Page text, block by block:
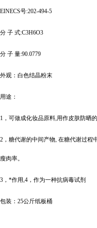
EINECS号:202-494-5
分 子 式:C3H6O3
分 子 量:90.0779
外观：白色结晶粉末
用途：
1，可做成化妆品原料,用作皮肤防晒
2，糖代谢的中间产物, 在糖代谢过程
瘦肉率。
3，*作用,4，作为一种抗病毒试剂
包装： 25公斤纸板桶